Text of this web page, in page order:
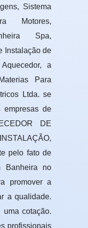
Sistema
Motores,
Spa,
Instalação de
a
Para
Ltda. se
empresas de
DE
pelo fato de
Banheira no
promover a
a qualidade.
uma cotação.
profissionais